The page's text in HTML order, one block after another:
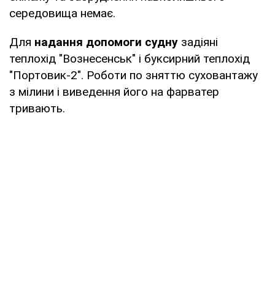
середовища немає.
Для надання допомоги судну задіяні
теплохід "Вознесенськ" і буксирний теплохід
"Портовик-2". Роботи по зняттю суховантажу
з мілини і виведення його на фарватер
тривають.